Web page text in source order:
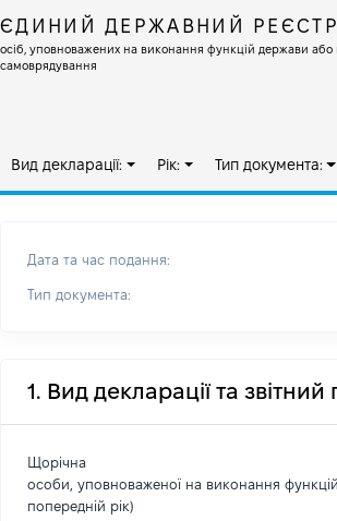
ЄДИНИЙ ДЕРЖАВНИЙ РЕЄСТР
осіб, уповноважених на виконання функцій держави або
самоврядування
Вид декларації: Рік: Тип документа:
Дата та час подання:
Тип документа:
1. Вид декларації та звітний
Щорічна
особи, уповноваженої на виконання
попередній рік)